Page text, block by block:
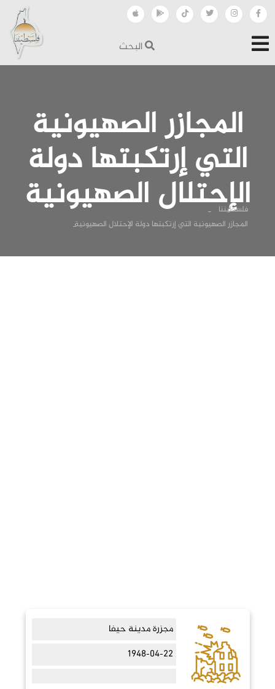
البحث
المجازر الصهيونية
التي إرتكبتها دولة
الإحتلال الصهيونية
فلسطيننا
المجازر الصهيونية التي إرتكبتها دولة الإحتلال الصهيونية
مجزرة مدينة حيفا
1948-04-22